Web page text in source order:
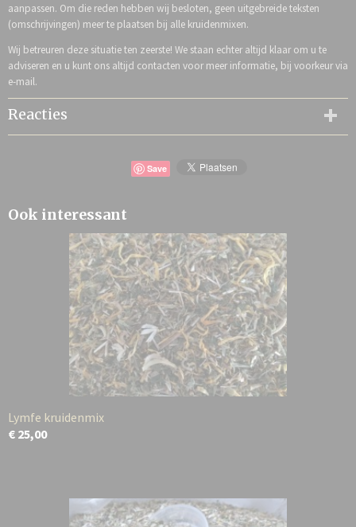
aanpassen. Om die reden hebben wij besloten, geen uitgebreide teksten
(omschrijvingen) meer te plaatsen bij alle kruidenmixen.
Wij betreuren deze situatie ten zeerste! We staan echter altijd klaar om u te
adviseren en u kunt ons altijd contacten voor meer informatie, bij voorkeur via
e-mail.
Reacties
Save
Ook interessant
Lymfe kruidenmix
€ 25,00